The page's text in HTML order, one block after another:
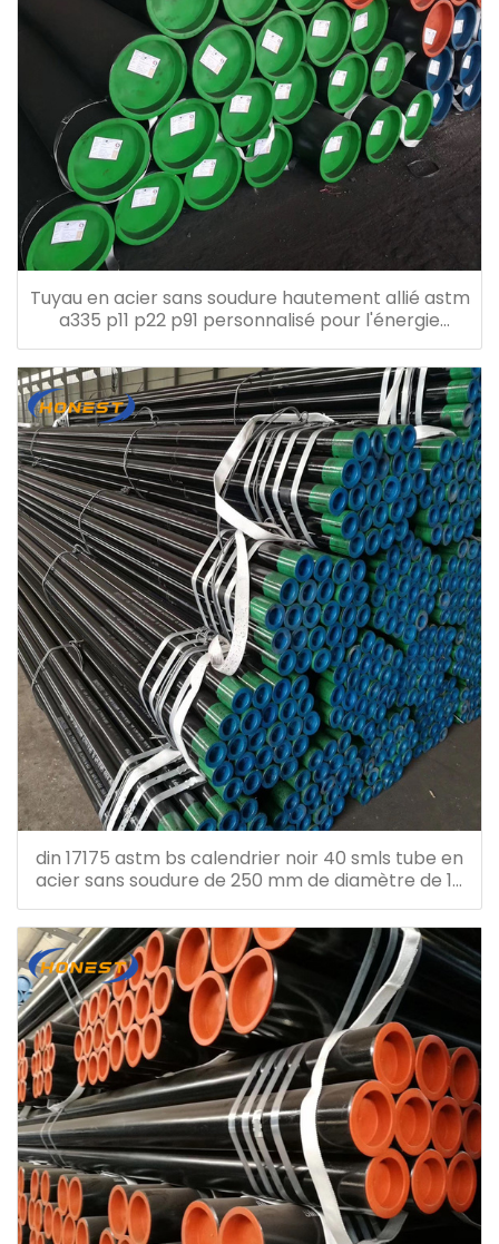
Tuyau en acier sans soudure hautement allié astm
a335 p11 p22 p91 personnalisé pour l'énergie
din 17175 astm bs calendrier noir 40 smls tube en
acier sans soudure de 250 mm de diamètre de 10